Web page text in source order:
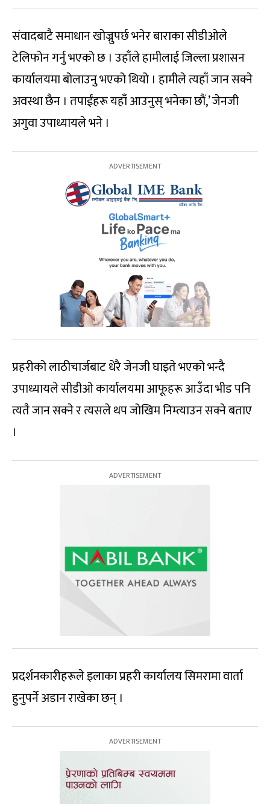
संवादबाटै समाधान खोज्नुपर्छ भनेर बाराका सीडीओले
टेलिफोन गर्नु भएको छ । उहाँले हामीलाई जिल्ला प्रशासन
कार्यालयमा बोलाउनु भएको थियो । हामीले त्यहाँ जान सक्ने
अवस्था छैन । तपाईंहरू यहाँ आउनुस् भनेका छौं,’ जेनजी
अगुवा उपाध्यायले भने ।
प्रहरीको लाठीचार्जबाट धेरै जेनजी घाइते भएको भन्दै
उपाध्यायले सीडीओ कार्यालयमा आफूहरू आउँदा भीड पनि
त्यतै जान सक्ने र त्यसले थप जोखिम निम्त्याउन सक्ने बताए
।
प्रदर्शनकारीहरूले इलाका प्रहरी कार्यालय सिमरामा वार्ता
हुनुपर्ने अडान राखेका छन् ।